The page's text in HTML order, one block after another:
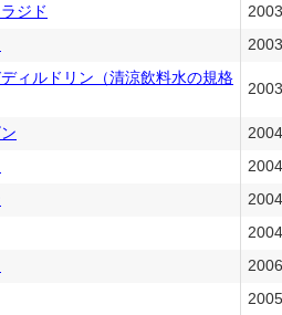
ジド
ィルドリン（清涼飲料水の規格